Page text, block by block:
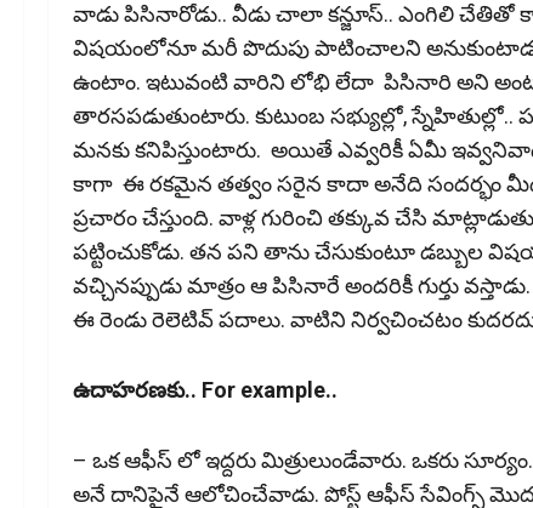
వాడు పిసినారోడు.. వీడు చాలా కన్జూస్.. ఎంగిలి చేతితో
విషయంలోనూ మరీ పొదుపు పాటించాలని
ఉంటాం. ఇటువంటి వారిని లోభి లేదా పిసినారి అని
తార‌స‌ప‌డుతుంటారు. కుటుంబ స‌భ్యుల్లో,
మ‌న‌కు క‌నిపిస్తుంటారు. అయితే ఎవ్వరికీ ఏమీ
కాగా ఈ రకమైన తత్వం సరైన కాదా అనేది సందర్భం మీద
ప్రచారం చేస్తుంది. వాళ్ల గురించి తక్కువ చేసి
పట్టించుకోడు. తన పని తాను చేసుకుంటూ డబ్బుల
వచ్చినప్పుడు మాత్రం ఆ పిసినారే అందరికీ గుర్తు
ఈ రెండు రెలెటివ్ పదాలు. వాటిని నిర్వచించటం
ఉదాహ‌ర‌ణ‌కు.. For example..
– ఒక‌ ఆఫీస్ లో ఇద్దరు మిత్రులుండేవారు. ఒకరు
అనే దానిపైనే ఆలోచించేవాడు. పోస్ట్ ఆఫీస్ సేవింగ్స్